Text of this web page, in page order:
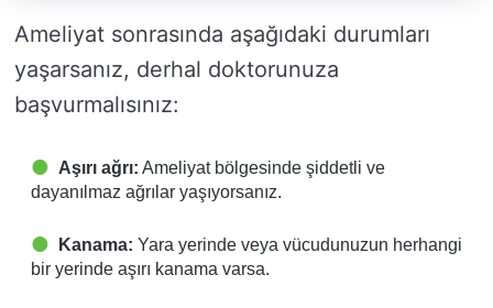
Ameliyat sonrasında aşağıdaki durumları
yaşarsanız, derhal doktorunuza
başvurmalısınız:
Aşırı ağrı: Ameliyat bölgesinde şiddetli ve
dayanılmaz ağrılar yaşıyorsanız.
Kanama: Yara yerinde veya vücudunuzun herhangi
bir yerinde aşırı kanama varsa.